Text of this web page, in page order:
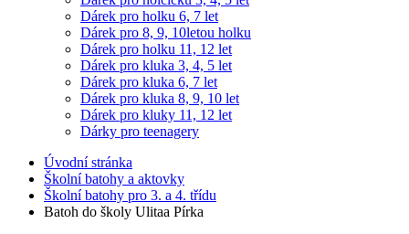
Dárek pro holku 6, 7 let
Dárek pro 8, 9, 10letou holku
Dárek pro holku 11, 12 let
Dárek pro kluka 3, 4, 5 let
Dárek pro kluka 6, 7 let
Dárek pro kluka 8, 9, 10 let
Dárek pro kluky 11, 12 let
Dárky pro teenagery
Úvodní stránka
Školní batohy a aktovky
Školní batohy pro 3. a 4. třídu
Batoh do školy Ulitaa Pírka